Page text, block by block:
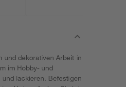
und dekorativen Arbeit in
im Hobby- und
lackieren. Befestigen